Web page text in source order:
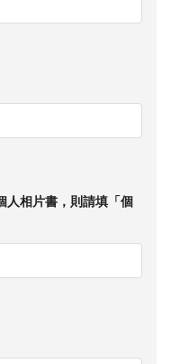
人相片書，則請填「個